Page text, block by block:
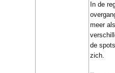
In de
meer
de
zich.